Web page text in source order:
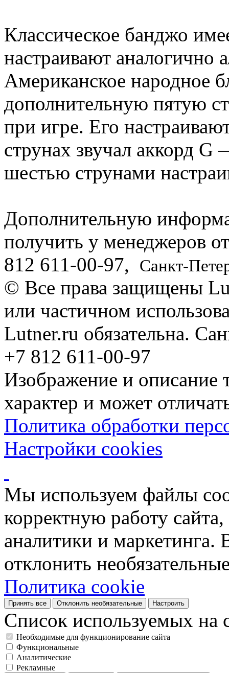
Классическое банджо
настраивают аналогично
Американское народное
дополнительную пятую
при игре. Его
струнах звучал аккорд
шестью струнами
Дополнительную
получить у менеджеров
812 611-00-97, Санкт-
© Все права защищены
или частичном
Lutner.ru обязательна.
+7 812 611-00-97
Изображение и описание
характер и может
Политика обработки
Настройки cookies
Мы используем файлы
корректную работу
аналитики и
отклонить
Политика cookie
Принять все Отклонить необязательные Настроить
Список используемых на
Необходимые для функционирование сайта
Функциональные
Аналитические
Рекламные